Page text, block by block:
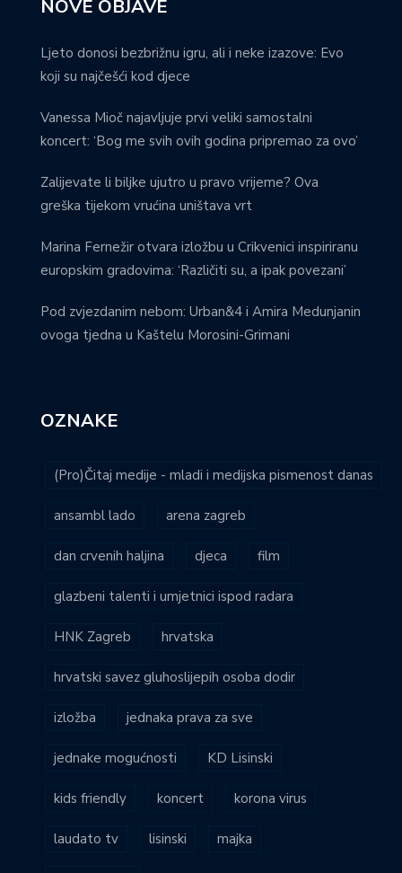
NOVE OBJAVE
Ljeto donosi bezbrižnu igru, ali i neke izazove: Evo
koji su najčešći kod djece
Vanessa Mioč najavljuje prvi veliki samostalni
koncert: ‘Bog me svih ovih godina pripremao za ovo’
Zalijevate li biljke ujutro u pravo vrijeme? Ova
greška tijekom vrućina uništava vrt
Marina Fernežir otvara izložbu u Crikvenici inspiriranu
europskim gradovima: ‘Različiti su, a ipak povezani’
Pod zvjezdanim nebom: Urban&4 i Amira Medunjanin
ovoga tjedna u Kaštelu Morosini-Grimani
OZNAKE
(Pro)Čitaj medije - mladi i medijska pismenost danas
ansambl lado arena zagreb
dan crvenih haljina djeca film
glazbeni talenti i umjetnici ispod radara
HNK Zagreb hrvatska
hrvatski savez gluhoslijepih osoba dodir
izložba jednaka prava za sve
jednake mogućnosti KD Lisinski
kids friendly koncert korona virus
laudato tv lisinski majka